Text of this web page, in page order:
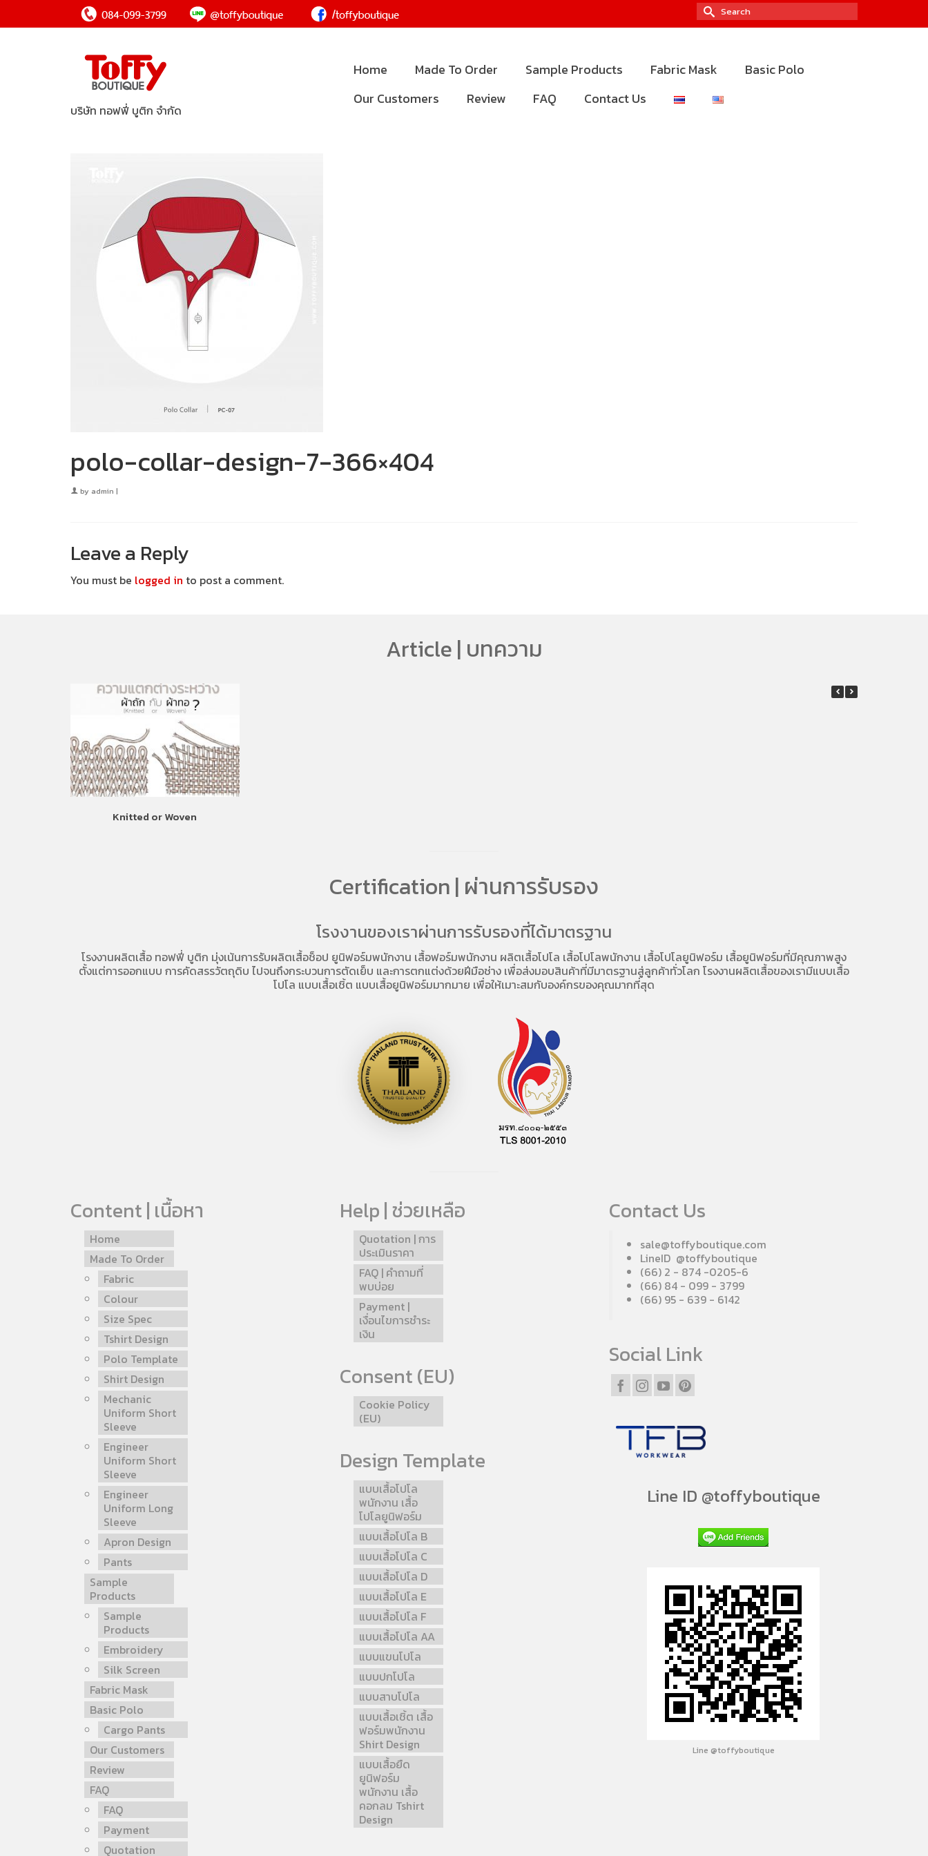
Search
for:
บริษัท ทอฟฟี่ บูติก จำกัด
Home Made To Order Sample Products Fabric Mask
Basic Polo
Our Customers
Review FAQ Contact Us
polo-collar-design-7-366×404
by admin |
Leave a Reply
You must be logged in to post a comment.
Article | บทความ
Knitted or Woven
Certification | ผ่านการรับรอง
โรงงานของเราผ่านการรับรองที่ได้มาตรฐาน
โรงงานผลิตเสื้อ ทอฟฟี่ บูติก มุ่งเน้นการรับผลิตเสื้อช็อป ยูนิฟอร์มพนักงาน เสื้อฟอร์มพนักงาน ผลิตเสื้อโปโล เสื้อโปโลพนักงาน เสื้อโปโลยูนิฟอร์ม เสื้อยูนิฟอร์มที่มีคุณภาพสูง
ตั้งแต่การออกแบบ การคัดสรรวัตถุดิบ ไปจนถึงกระบวนการตัดเย็บ และการตกแต่งด้วยฝีมือช่าง เพื่อส่งมอบสินค้าที่มีมาตรฐานสู่ลูกค้าทั่วโลก โรงงานผลิตเสื้อของเรามีแบบเสื้อ
โปโล แบบเสื้อเชิ้ต แบบเสื้อยูนิฟอร์มมากมาย เพื่อให้เมาะสมกับองค์กรของคุณมากที่สุด
Content | เนื้อหา
Home
Made To Order
Fabric
Colour
Size Spec
Tshirt Design
Polo Template
Shirt Design
Mechanic
Uniform Short
Sleeve
Engineer
Uniform Short
Sleeve
Engineer
Uniform Long
Sleeve
Apron Design
Pants
Sample
Products
Sample
Products
Embroidery
Silk Screen
Fabric Mask
Basic Polo
Cargo Pants
Our Customers
Review
FAQ
FAQ
Payment
Quotation
Help | ช่วยเหลือ
Quotation | การ
ประเมินราคา
FAQ | คำถามที่
พบบ่อย
Payment |
เงื่อนไขการชำระ
เงิน
Consent (EU)
Cookie Policy
(EU)
Design Template
แบบเสื้อโปโล
พนักงาน เสื้อ
โปโลยูนิฟอร์ม
แบบเสื้อโปโล B
แบบเสื้อโปโล C
แบบเสื้อโปโล D
แบบเสื้อโปโล E
แบบเสื้อโปโล F
แบบเสื้อโปโล AA
แบบแขนโปโล
แบบปกโปโล
แบบสาบโปโล
แบบเสื้อเชิ้ต เสื้อ
ฟอร์มพนักงาน
Shirt Design
แบบเสื้อยืด
ยูนิฟอร์ม
พนักงาน เสื้อ
คอกลม Tshirt
Design
Contact Us
sale@toffyboutique.com
LineID @toffyboutique
(66) 2 - 874 -0205-6
(66) 84 - 099 - 3799
(66) 95 - 639 - 6142
Social Link
Line ID @toffyboutique
Line @toffyboutique